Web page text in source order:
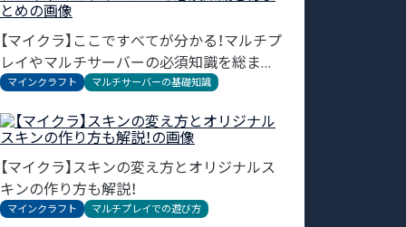
【マイクラ】ここですべてが分かる！マルチプ
レイやマルチサーバーの必須知識を総まと
めマインクラフト マルチサーバーの基礎知識
【マイクラ】スキンの変え方とオリジナルス
キンの作り方も解説！
マインクラフト マルチプレイでの遊び方